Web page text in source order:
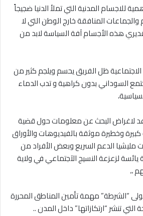
للاجسام المدنية التي تملأ الدنيا ضجيجاً
المنافقة خارج الوطن التي لا
هذه الأجسام آفة السياسة لابد من
ظل الفريق يحسم ويلجم كثير من
السوداني بدون كراهية و تدب الدماء
لاغراض البحث عن معلومات حول قضية
وخطيرة موثقة بالفيديوهات والأوراق
مليشيا الدعم السريع وبعض الأفراد من
لزعزعة النسيج الآجتماعي في ولاية
،،
“الشرطة” مهمة تأمين المناطق المحررة
تنشر “ارتكازاتها” داخل المدن ..